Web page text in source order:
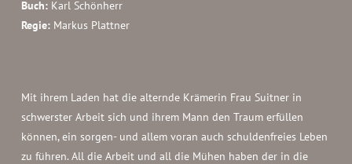
Buch: Karl Schönherr
Regie: Markus Plattner
Mit ihrem Laden hat die alternde Krämerin Frau Suitner in
schwerster Arbeit sich und ihrem Mann den Traum erfüllen
können, ein sorgen- und allem voran auch schuldenfreies Leben
zu führen. All die Arbeit und all die Mühen haben der in die